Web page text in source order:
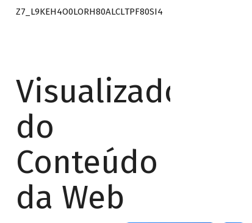
Z7_L9KEH4O0LORH80ALCLTPF80SI4
Visualizador
do
Conteúdo
da Web